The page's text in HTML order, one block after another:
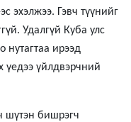
эхэлжээ. Гэвч түүнийг
Удалгүй Куба улс
нутагтаа ирээд
үйлдвэрчний
шүтэн бишрэгч